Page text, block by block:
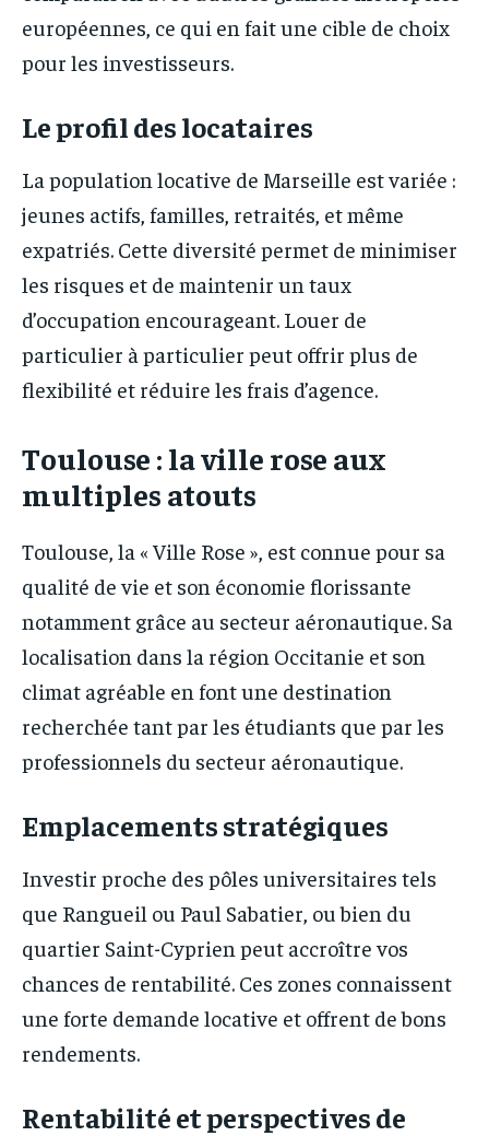
européennes, ce qui en fait une cible de choix
pour les investisseurs.
Le profil des locataires
La population locative de Marseille est variée :
jeunes actifs, familles, retraités, et même
expatriés. Cette diversité permet de minimiser
les risques et de maintenir un taux
d’occupation encourageant. Louer de
particulier à particulier peut offrir plus de
flexibilité et réduire les frais d’agence.
Toulouse : la ville rose aux
multiples atouts
Toulouse, la « Ville Rose », est connue pour sa
qualité de vie et son économie florissante
notamment grâce au secteur aéronautique. Sa
localisation dans la région Occitanie et son
climat agréable en font une destination
recherchée tant par les étudiants que par les
professionnels du secteur aéronautique.
Emplacements stratégiques
Investir proche des pôles universitaires tels
que Rangueil ou Paul Sabatier, ou bien du
quartier Saint-Cyprien peut accroître vos
chances de rentabilité. Ces zones connaissent
une forte demande locative et offrent de bons
rendements.
Rentabilité et perspectives de